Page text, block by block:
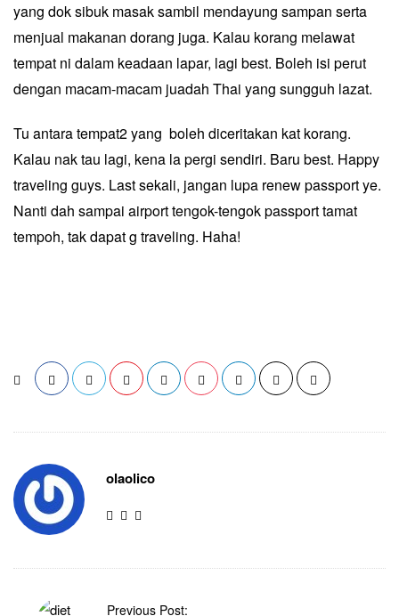
yang dok sibuk masak sambil mendayung sampan serta
menjual makanan dorang juga. Kalau korang melawat
tempat ni dalam keadaan lapar, lagi best. Boleh isi perut
dengan macam-macam juadah Thai yang sungguh lazat.
Tu antara tempat2 yang boleh diceritakan kat korang.
Kalau nak tau lagi, kena la pergi sendiri. Baru best. Happy
traveling guys. Last sekali, jangan lupa renew passport ye.
Nanti dah sampai airport tengok-tengok passport tamat
tempoh, tak dapat g traveling. Haha!
olaolico
Previous Post: